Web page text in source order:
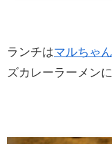
ランチはマルちゃ
ズカレーラーメン